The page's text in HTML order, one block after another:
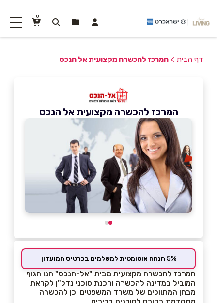
0
דף הבית > המרכז להכשרה מקצועית אל הנכס
המרכז להכשרה מקצועית אל הנכס
5% הנחה אוטומטית למשלמים בכרטיס המועדון
המרכז להכשרה מקצועית מבית "אל-הנכס" הנו הגוף
המוביל במדינה להכשרה והכנת סוכני נדל"ן לקראת
מבחן המתווכים של משרד המשפטים וכן להכשרה
מתקדמת בקורס לסוכנים בכירים.